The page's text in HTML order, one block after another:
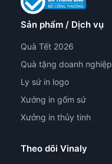
Sản phẩm / Dịch vụ
Quà Tết 2026
Quà tặng doanh nghiệp
Ly sứ in logo
Xưởng in gốm sứ
Xưởng in thủy tinh
Theo dõi Vinaly